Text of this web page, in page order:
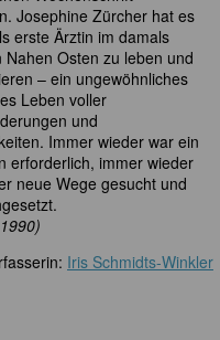
Josephine Zürcher hat es
erste Ärztin im damals
Nahen Osten zu leben und
– ein ungewöhnliches
Leben voller
und
Immer wieder war ein
erforderlich, immer wieder
neue Wege gesucht und
Iris Schmidts-Winkler